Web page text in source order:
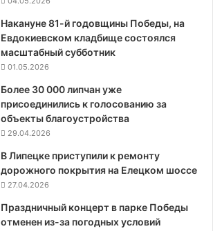
Накануне 81-й годовщины Победы, на
Евдокиевском кладбище состоялся
масштабный субботник
01.05.2026
Более 30 000 липчан уже
присоединились к голосованию за
объекты благоустройства
29.04.2026
В Липецке приступили к ремонту
дорожного покрытия на Елецком шоссе
27.04.2026
Праздничный концерт в парке Победы
отменен из-за погодных условий